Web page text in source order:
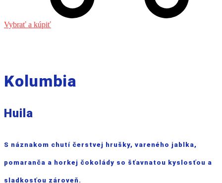
Vybrať a kúpiť
Kolumbia
Huila
S náznakom chutí čerstvej hrušky, vareného jablka,
pomaranča a horkej čokolády so šťavnatou kyslosťou a
sladkosťou zároveň.